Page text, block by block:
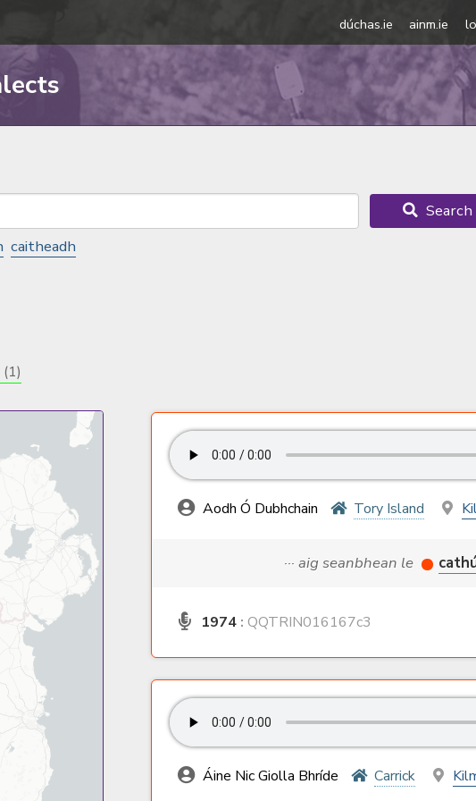
dúchas.ie ainm.ie
Search
caitheadh
(1)
Aodh Ó Dubhchain Tory Island
··· aig seanbhean le
1974 : QQTRIN016167c3
Áine Nic Giolla Bhríde Carrick